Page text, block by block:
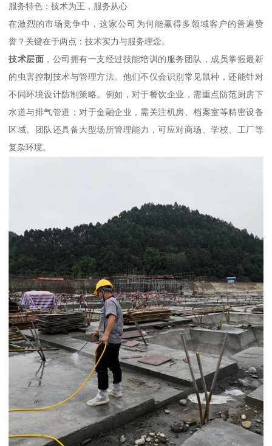
服务特色：技术为王，服务从心
在激烈的市场竞争中，这家公司为何能赢得多领域客户的普遍赞
誉？关键在于两点：技术实力与服务理念。
技术层面 ，公司拥有一支经过技能培训的服务团队，成员掌握最新
的虫害控制技术与管理方法。他们不仅会识别常见鼠种，还能针对
不同环境设计防制策略。例如，对于餐饮企业，需重点防范厨房下
水道与排气管道；对于金融企业，需关注机房、档案室等精密设备
区域。团队还具备大型场所管理能力，可应对商场、学校、工厂等
复杂环境。